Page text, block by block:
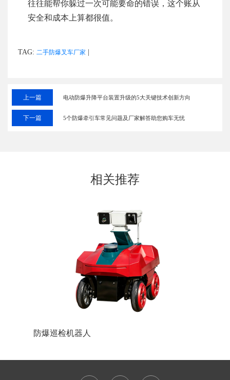
往往能帮你躲过一次可能要命的错误，这个账从
安全和成本上算都很值。
TAG: 二手防爆叉车厂家
上一篇 电动防爆升降平台装置升级的5大关键技术创新方向
下一篇 5个防爆牵引车常见问题及厂家解答助您购车无忧
相关推荐
防爆巡检机器人